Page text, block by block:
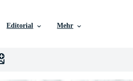
Editorial Mehr